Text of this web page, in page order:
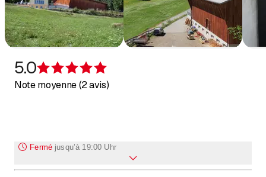
5.0
Note moyenne (2 avis)
Fermé jusqu’à 19:00 Uhr